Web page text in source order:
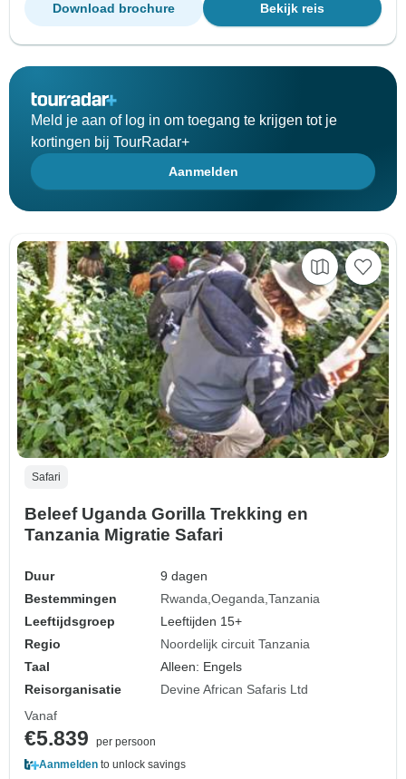
Bekijk reis
Download brochure
Meld je aan of log in om toegang te krijgen tot je
kortingen bij TourRadar+
Aanmelden
Safari
Beleef Uganda Gorilla Trekking en
Tanzania Migratie Safari
Duur
9 dagen
Bestemmingen
Rwanda Oeganda Tanzania
Leeftijdsgroep
Leeftijden 15+
Regio
Noordelijk circuit Tanzania
Taal
Alleen: Engels
Reisorganisatie
Devine African Safaris Ltd
Vanaf
€5.839
per persoon
Aanmelden to unlock savings